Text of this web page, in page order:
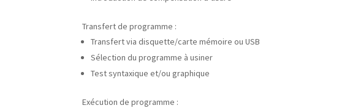
Transfert de programme :
Transfert via disquette/carte mémoire ou USB
Sélection du programme à usiner
Test syntaxique et/ou graphique
Exécution de programme :